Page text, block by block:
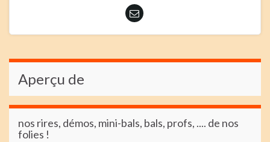
Aperçu de
nos rires, démos, mini-bals, bals, profs, .... de nos
folies !